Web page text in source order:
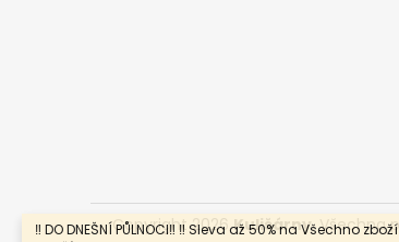
‼️ DO DNEŠNÍ PŮLNOCI‼️ ‼️ Sleva až 50% na Všechno
Copyright 2026Kulišárny. Všechna